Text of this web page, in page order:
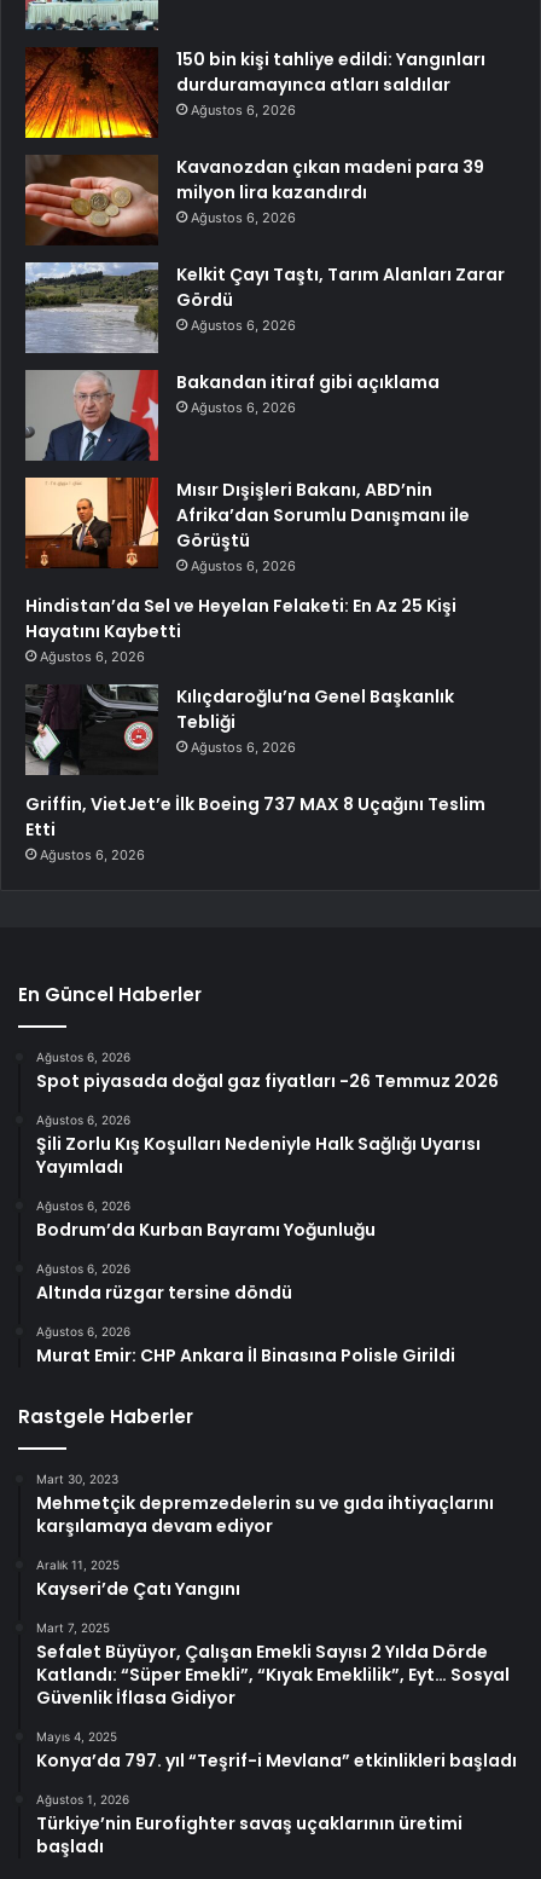
150 bin kişi tahliye edildi: Yangınları
durduramayınca atları saldılar
Ağustos 6, 2026
Kavanozdan çıkan madeni para 39
milyon lira kazandırdı
Ağustos 6, 2026
Kelkit Çayı Taştı, Tarım Alanları Zarar
Gördü
Ağustos 6, 2026
Bakandan itiraf gibi açıklama
Ağustos 6, 2026
Mısır Dışişleri Bakanı, ABD’nin
Afrika’dan Sorumlu Danışmanı ile
Görüştü
Ağustos 6, 2026
Hindistan’da Sel ve Heyelan Felaketi: En Az 25 Kişi
Hayatını Kaybetti
Ağustos 6, 2026
Kılıçdaroğlu’na Genel Başkanlık
Tebliği
Ağustos 6, 2026
Griffin, VietJet’e İlk Boeing 737 MAX 8 Uçağını Teslim
Etti
Ağustos 6, 2026
En Güncel Haberler
Ağustos 6, 2026
Spot piyasada doğal gaz fiyatları -26 Temmuz 2026
Ağustos 6, 2026
Şili Zorlu Kış Koşulları Nedeniyle Halk Sağlığı Uyarısı
Yayımladı
Ağustos 6, 2026
Bodrum’da Kurban Bayramı Yoğunluğu
Ağustos 6, 2026
Altında rüzgar tersine döndü
Ağustos 6, 2026
Murat Emir: CHP Ankara İl Binasına Polisle Girildi
Rastgele Haberler
Mart 30, 2023
Mehmetçik depremzedelerin su ve gıda ihtiyaçlarını
karşılamaya devam ediyor
Aralık 11, 2025
Kayseri’de Çatı Yangını
Mart 7, 2025
Sefalet Büyüyor, Çalışan Emekli Sayısı 2 Yılda Dörde
Katlandı: “Süper Emekli”, “Kıyak Emeklilik”, Eyt… Sosyal
Güvenlik İflasa Gidiyor
Mayıs 4, 2025
Konya’da 797. yıl “Teşrif-i Mevlana” etkinlikleri başladı
Ağustos 1, 2026
Türkiye’nin Eurofighter savaş uçaklarının üretimi
başladı